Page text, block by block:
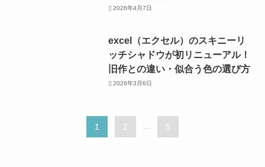
2026年4月7日
excel（エクセル）のスキニーリ
ッチシャドウが初リニューアル！
旧作との違い・似合う色の選び方
2026年3月6日
1 2 5